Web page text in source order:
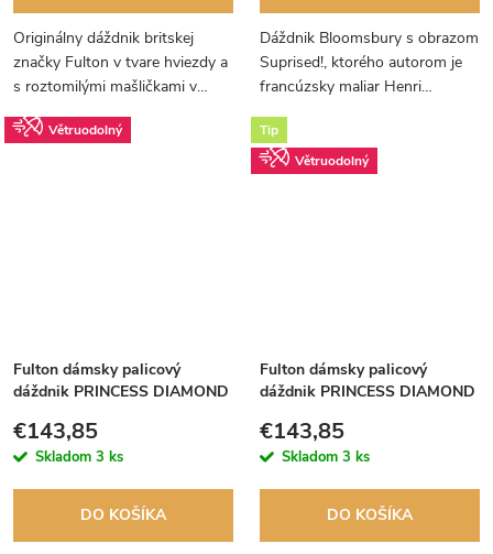
Originálny dáždnik britskej
značky Fulton v tvare hviezdy a
s roztomilými mašličkami v
dizajn od spoločnosti Fulton.
Dáždnik Bloomsbury s obrazom
Suprised!, ktorého autorom je
francúzsky maliar Henri
namaľovaný v období
postimpresionizmu a v
Větruodolný
Fulton dámsky palicový
dáždnik PRINCESS DIAMOND
€143,85
Skladom 3 ks
DO KOŠÍKA
Tip
Větruodolný
Fulton dámsky palicový
dáždnik PRINCESS DIAMOND
€143,85
Skladom 3 ks
DO KOŠÍKA